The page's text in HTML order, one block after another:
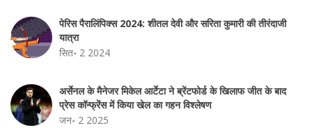
पेरिस पैरालिंपिक्स 2024: शीतल देवी और सरिता कुमारी की तीरंदाजी
यात्रा
सित॰ 2 2024
अर्सेनल के मैनेजर मिकेल आर्टेटा ने ब्रेंटफोर्ड के खिलाफ जीत के बाद
प्रेस कॉन्फ्रेंस में किया खेल का गहन विश्लेषण
जन॰ 2 2025